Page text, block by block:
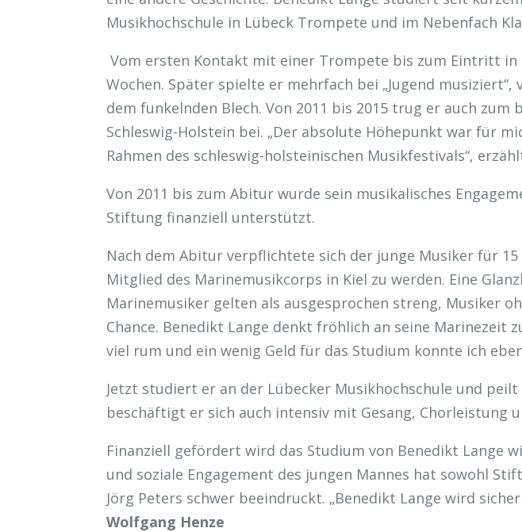
Musikhochschule in Lübeck Trompete und im Nebenfach
Vom ersten Kontakt mit einer Trompete bis zum Eintritt in
Wochen. Später spielte er mehrfach bei „Jugend
dem funkelnden Blech. Von 2011 bis 2015 trug er auch
Schleswig-Holstein bei. „Der absolute Höhepunkt war für
Rahmen des schleswig-holsteinischen Musikfestivals“,
Von 2011 bis zum Abitur wurde sein musikalisches
Stiftung finanziell unterstützt.
Nach dem Abitur verpflichtete sich der junge Musiker für
Mitglied des Marinemusikcorps in Kiel zu werden. Eine
Marinemusiker gelten als ausgesprochen streng, Musiker
Chance. Benedikt Lange denkt fröhlich an seine Marinezeit
viel rum und ein wenig Geld für das Studium konnte ich
Jetzt studiert er an der Lübecker Musikhochschule und
beschäftigt er sich auch intensiv mit Gesang, Chorleistung
Finanziell gefördert wird das Studium von Benedikt Lange
und soziale Engagement des jungen Mannes hat sowohl
Jörg Peters schwer beeindruckt. „Benedikt Lange wird
Wolfgang Henze